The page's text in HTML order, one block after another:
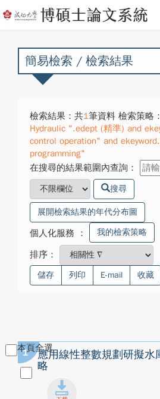
簡易檢索 / 檢索結果
檢索結果：共1筆資料 檢索策略：
Hydraulic ".edept (精準) and
control operation" and
programming"
在搜尋的結果範圍內查詢：
搜尋
展開檢索結果的年代分布圖
個人化服務 ： 我的檢索策略
排序：
儲存 列印 E-mail 收藏
本頁全選
1
應用線性整數規劃研擬水
略